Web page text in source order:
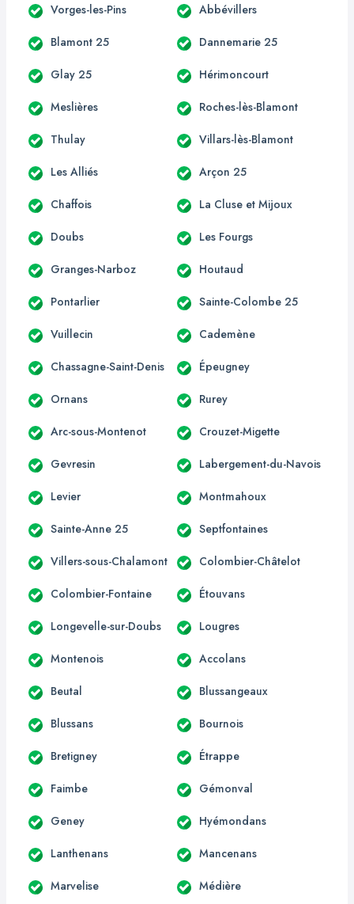
Vorges-les-Pins Abbévillers
Blamont 25 Dannemarie 25
Glay 25 Hérimoncourt
Meslières Roches-lès-Blamont
Thulay Villars-lès-Blamont
Les Alliés Arçon 25
Chaffois La Cluse et Mijoux
Doubs Les Fourgs
Granges-Narboz Houtaud
Pontarlier Sainte-Colombe 25
Vuillecin Cademène
Chassagne-Saint-Denis Épeugney
Ornans Rurey
Arc-sous-Montenot Crouzet-Migette
Gevresin Labergement-du-Navois
Levier Montmahoux
Sainte-Anne 25 Septfontaines
Villers-sous-Chalamont Colombier-Châtelot
Colombier-Fontaine Étouvans
Longevelle-sur-Doubs Lougres
Montenois Accolans
Beutal Blussangeaux
Blussans Bournois
Bretigney Étrappe
Faimbe Gémonval
Geney Hyémondans
Lanthenans Mancenans
Marvelise Médière